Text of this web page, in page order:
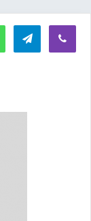
WhatsAppTelegram